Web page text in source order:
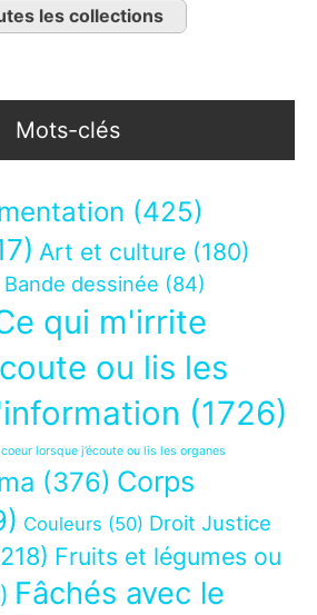
les collections
Mots-clés
(425)
Art et culture (180)
Bande dessinée (84)
qui m'irrite
ou lis les
(1726)
lorsque j’écoute ou lis les organes
(376) Corps
Couleurs (50) Droit Justice
Fruits et légumes ou
Fâchés avec le